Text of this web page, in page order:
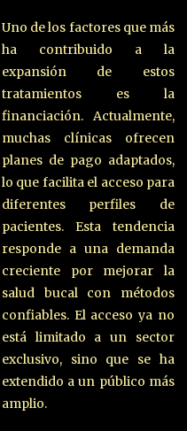
Uno de los factores que más
ha contribuido a la
expansión de estos
tratamientos es la
financiación. Actualmente,
muchas clínicas ofrecen
planes de pago adaptados,
lo que facilita el acceso para
diferentes perfiles de
pacientes. Esta tendencia
responde a una demanda
creciente por mejorar la
salud bucal con métodos
confiables. El acceso ya no
está limitado a un sector
exclusivo, sino que se ha
extendido a un público más
amplio.